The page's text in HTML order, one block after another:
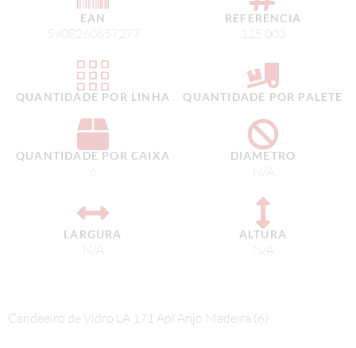
EAN
5908260657277
QUANTIDADE POR LINHA
QUANTIDADE POR CAIXA
LARGURA
N/A
REFERENCIA
125.003
QUANTIDADE POR PALETE
DIAMETRO
N/A
ALTURA
N/A
Candeeiro de Vidro LA 171 Apl Anjo Madeira (6)